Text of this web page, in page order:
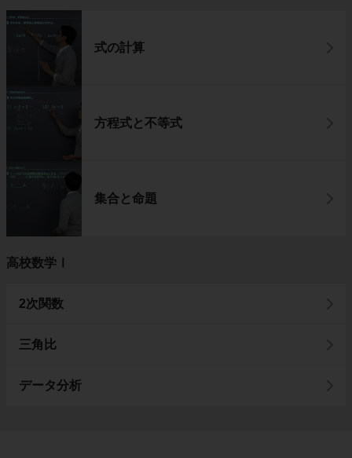
式の計算
方程式と不等式
集合と命題
高校数学Ⅰ
2次関数
三角比
データ分析